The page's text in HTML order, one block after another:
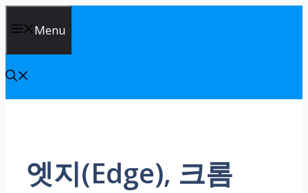
content
Menu
엣지(Edge), 크롬